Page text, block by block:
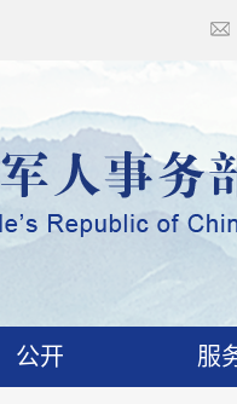
公开 服